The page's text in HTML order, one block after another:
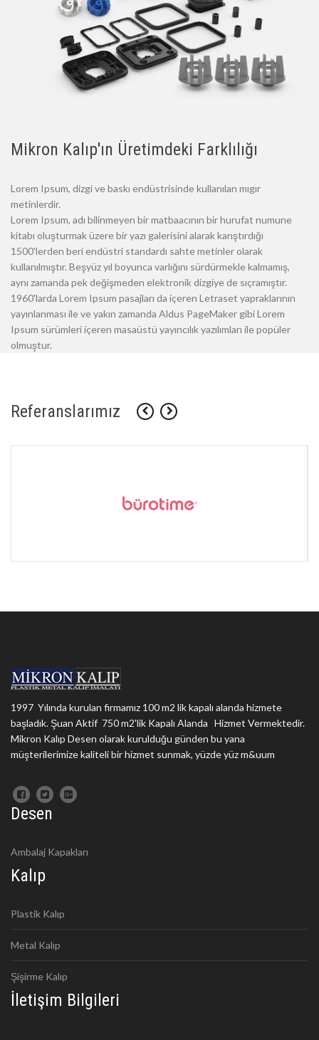
Mikron Kalıp'ın Üretimdeki Farklılığı
Lorem Ipsum, dizgi ve baskı endüstrisinde kullanılan mıgır
metinlerdir.
Lorem Ipsum, adı bilinmeyen bir matbaacının bir hurufat numune
kitabı oluşturmak üzere bir yazı galerisini alarak karıştırdığı
1500'lerden beri endüstri standardı sahte metinler olarak
kullanılmıştır. Beşyüz yıl boyunca varlığını sürdürmekle kalmamış,
aynı zamanda pek değişmeden elektronik dizgiye de sıçramıştır.
1960'larda Lorem Ipsum pasajları da içeren Letraset yapraklarının
yayınlanması ile ve yakın zamanda Aldus PageMaker gibi Lorem
Ipsum sürümleri içeren masaüstü yayıncılık yazılımları ile popüler
olmuştur.
Referanslarımız
1997 Yılında kurulan firmamız 100 m2 lik kapalı alanda hizmete
başladık. Şuan Aktif 750 m2'lik Kapalı Alanda Hizmet Vermektedir.
Mikron Kalıp Desen olarak kurulduğu günden bu yana
müşterilerimize kaliteli bir hizmet sunmak, yüzde yüz m&uum
Desen
Ambalaj Kapakları
Kalıp
Plastik Kalıp
Metal Kalıp
Şişirme Kalıp
İletişim Bilgileri